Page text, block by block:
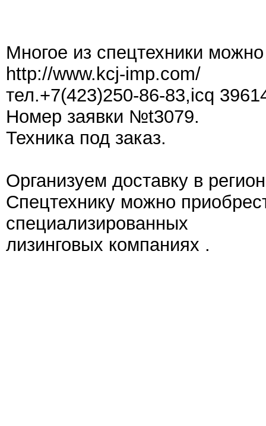
Многое из спецтехники
http://www.kcj-imp.com/
тел.+7(423)250-86-83,icq
Номер заявки №t3079.
Техника под заказ.
Организуем доставку в
Спецтехнику можно
специализированных
лизинговых компаниях .